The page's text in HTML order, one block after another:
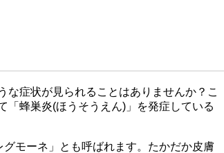
症状が見られることはありませんか？こ
「蜂巣炎(ほうそうえん)」を発症している
モーネ」とも呼ばれます。たかだか皮膚